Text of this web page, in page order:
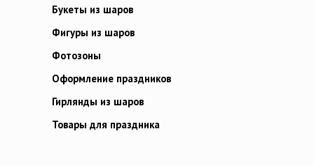
Букеты из шаров
Фигуры из шаров
Фотозоны
Оформление праздников
Гирлянды из шаров
Товары для праздника